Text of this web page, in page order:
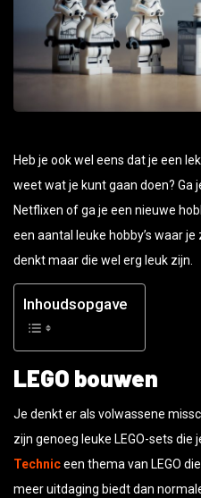
Heb je ook wel eens dat je een
weet wat je kunt gaan doen? Ga
Netflixen of ga je een nieuwe
een aantal leuke hobby’s waar
denkt maar die wel erg leuk zijn.
Inhoudsopgave
LEGO bouwen
Je denkt er als volwassene
zijn genoeg leuke LEGO-sets die
Techniceen thema van LEGO
meer uitdaging biedt dan